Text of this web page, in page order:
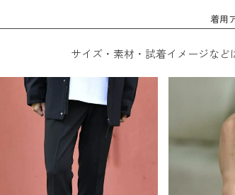
着用
サイズ・素材・試着イメージなど